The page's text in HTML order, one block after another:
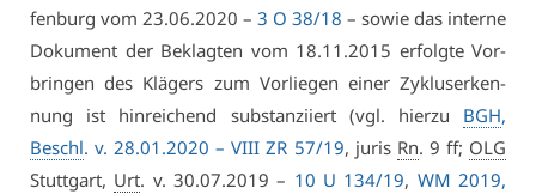
fen­burg vom 23.06.2020 – 3 O 38/18 – so­wie das in­ter­ne
Do­ku­ment der Be­klag­ten vom 18.11.2015 er­folg­te Vor­
brin­gen des Klä­gers zum Vor­lie­gen ei­ner Zy­kluser­ken­
nung ist hin­rei­chend sub­stan­zi­iert (vgl. hier­zu BGH,
Beschl. v. 28.01.2020 –VI­II ZR 57/19, ju­ris Rn. 9 ff; OLG
Stutt­gart, Urt. v. 30.07.2019 – 10 U 134/19, WM 2019,